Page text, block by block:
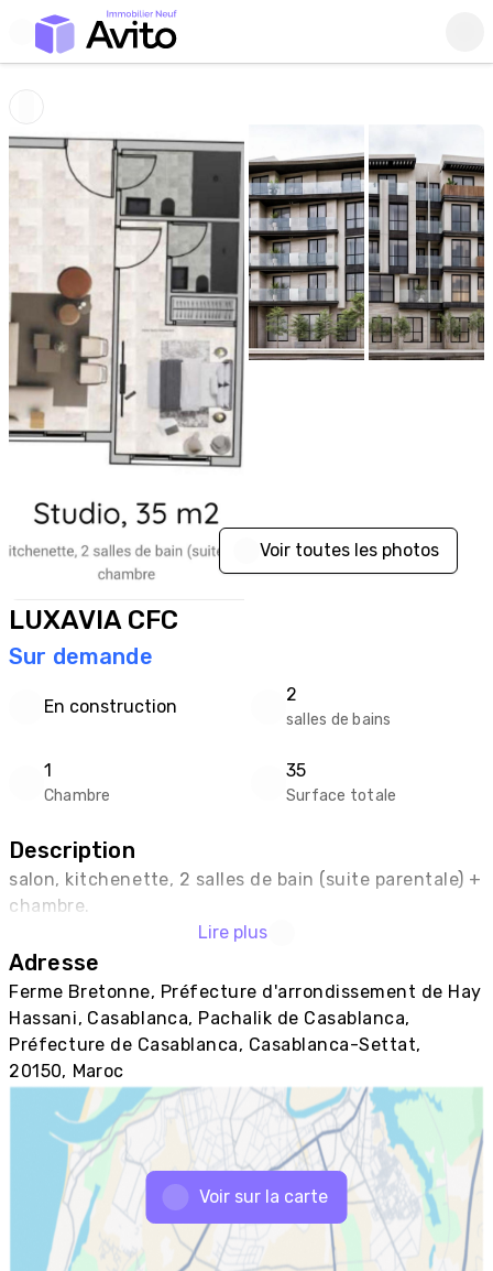
Voir toutes les photos
LUXAVIA CFC
Sur demande
En construction
2
salles de bains
1
Chambre
35
Surface totale
Description
salon, kitchenette, 2 salles de bain (suite parentale) +
chambre.
Lire plus
Adresse
Ferme Bretonne, Préfecture d'arrondissement de Hay
Hassani, Casablanca, Pachalik de Casablanca,
Préfecture de Casablanca, Casablanca-Settat,
20150, Maroc
Voir sur la carte